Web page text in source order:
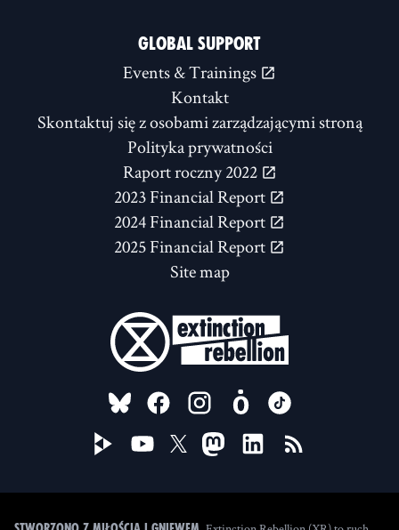
GLOBAL SUPPORT
Events & Trainings
Kontakt
Skontaktuj się z osobami zarządzającymi stroną
Polityka prywatności
Raport roczny 2022
2023 Financial Report
2024 Financial Report
2025 Financial Report
Site map
FOLLOW US ON